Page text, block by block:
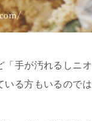
「手が汚れるしニ
る方もいるので